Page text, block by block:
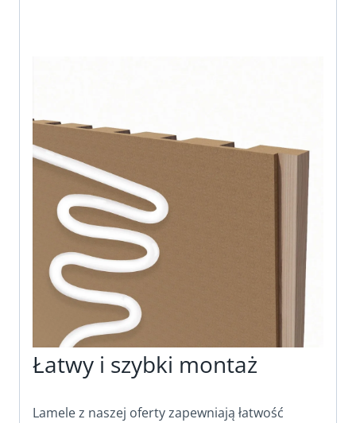
Łatwy i szybki montaż
Lamele z naszej oferty zapewniają łatwość